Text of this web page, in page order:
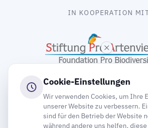
IN KOOPERATION
gooding
Cookie-Einstellungen
Wir verwenden Cookies, um Ihre
unserer Website zu verbessern.
sind für den Betrieb der Website
während andere uns helfen,